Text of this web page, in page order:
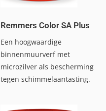
Remmers Color SA Plus
Een hoogwaardige
binnenmuurverf met
microzilver als bescherming
tegen schimmelaantasting.